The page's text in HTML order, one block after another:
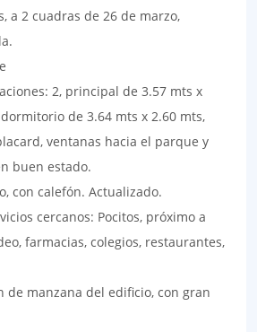
a 2 cuadras de 26 de marzo,
2, principal de 3.57 mts x
de 3.64 mts x 2.60 mts,
ventanas hacia el parque y
buen estado.
con calefón. Actualizado.
cercanos: Pocitos, próximo a
farmacias, colegios, restaurantes,
de manzana del edificio, con gran